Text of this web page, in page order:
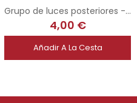
Grupo de luces posteriores - SCX
4,00 €
Añadir A La Cesta